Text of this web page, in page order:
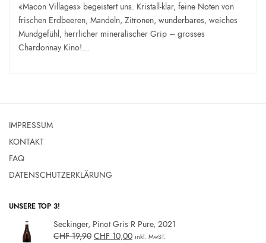
«Macon Villages» begeistert uns. Kristall-klar, feine Noten von
frischen Erdbeeren, Mandeln, Zitronen, wunderbares, weiches
Mundgefühl, herrlicher mineralischer Grip – grosses
Chardonnay Kino!…
IMPRESSUM
KONTAKT
FAQ
DATENSCHUTZERKLÄRUNG
UNSERE TOP 3!
Seckinger, Pinot Gris R Pure, 2021
CHF19,90 CHF 10,00 inkl. MwST.